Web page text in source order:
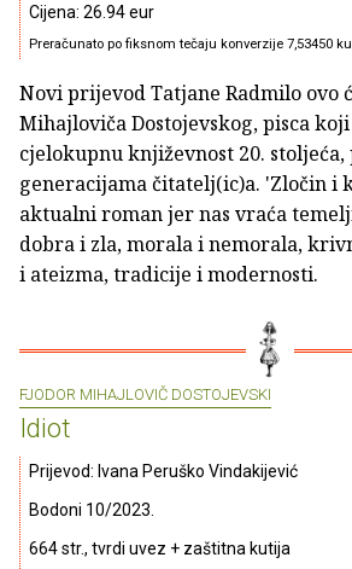
Cijena: 26.94 eur
Preračunato po fiksnom tečaju konverzije 7,53450
Novi prijevod Tatjane Radmilo ovo
Mihajloviča Dostojevskog, pisca
cjelokupnu književnost 20.
generacijama čitatelj(ic)a. 'Zločin i
aktualni roman jer nas vraća
dobra i zla, morala i nemorala,
i ateizma, tradicije i modernosti.
FJODOR MIHAJLOVIČ DOSTOJEVSKI
Idiot
Prijevod: Ivana Peruško Vindakijević
Bodoni 10/2023.
664 str., tvrdi uvez + zaštitna kutija